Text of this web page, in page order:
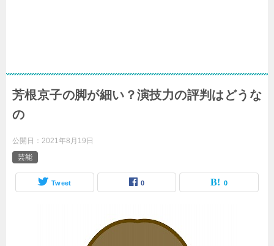
芳根京子の脚が細い？演技力の評判はどうな
の
公開日： 2021年8月19日
芸能
Tweet 0 0